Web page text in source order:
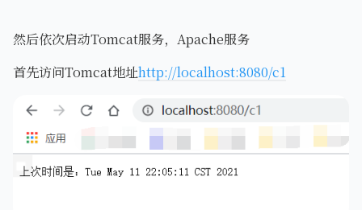
然后依次启动Tomcat服务，Apache服务
首先访问Tomcat地址http://localhost:8080/c1